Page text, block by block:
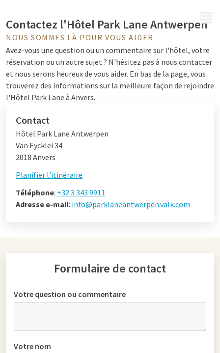
Contactez l'Hôtel Park Lane Antwerpen
NOUS SOMMES LÀ POUR VOUS AIDER
Avez-vous une question ou un commentaire sur l'hôtel, votre
réservation ou un autre sujet ? N'hésitez pas à nous contacter
et nous serons heureux de vous aider. En bas de la page, vous
trouverez des informations sur la meilleure façon de rejoindre
l'Hôtel Park Lane à Anvers.
Contact
Hôtel Park Lane Antwerpen
Van Eycklei 34
2018 Anvers
Planifier l'itinéraire
Téléphone: +32 3 343 9911
Adresse e-mail: info@parklaneantwerpen.valk.com
Formulaire de contact
Votre question ou commentaire
Votre nom